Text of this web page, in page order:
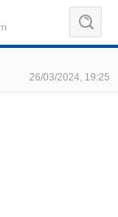
26/03/2024, 19:25